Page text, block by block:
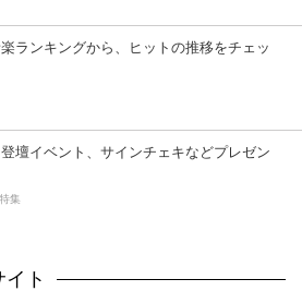
ランキングから、ヒットの推移をチェッ
壇イベント、サインチェキなどプレゼン
集
ト